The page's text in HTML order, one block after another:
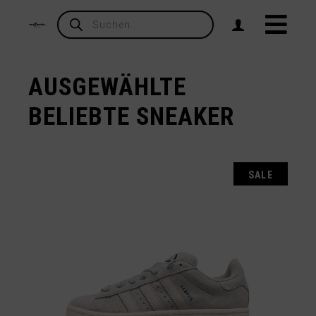
Products
search
AUSGEWÄHLTE
BELIEBTE SNEAKER
SALE